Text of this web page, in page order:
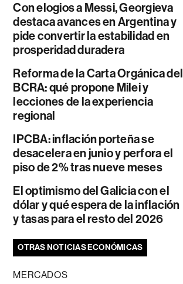
Con elogios a Messi, Georgieva
destaca avances en Argentina y
pide convertir la estabilidad en
prosperidad duradera
Reforma de la Carta Orgánica del
BCRA: qué propone Milei y
lecciones de la experiencia
regional
IPCBA: inflación porteña se
desacelera en junio y perfora el
piso de 2% tras nueve meses
El optimismo del Galicia con el
dólar y qué espera de la inflación
y tasas para el resto del 2026
OTRAS NOTICIAS ECONÓMICAS
MERCADOS